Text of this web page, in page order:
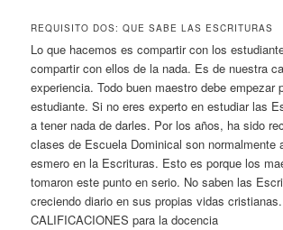
REQUISITO DOS: QUE SABE LAS ESCRITURAS
Lo que hacemos es compartir con los
compartir con ellos de la nada. Es de nuestra
experiencia. Todo buen maestro debe empezar
estudiante. Si no eres experto en estudiar las
a tener nada de darles. Por los años, ha sido
clases de Escuela Dominical son normalmente
esmero en la Escrituras. Esto es porque los
tomaron este punto en serio. No saben las
creciendo diario en sus propias vidas
CALIFICACIONES para la docencia